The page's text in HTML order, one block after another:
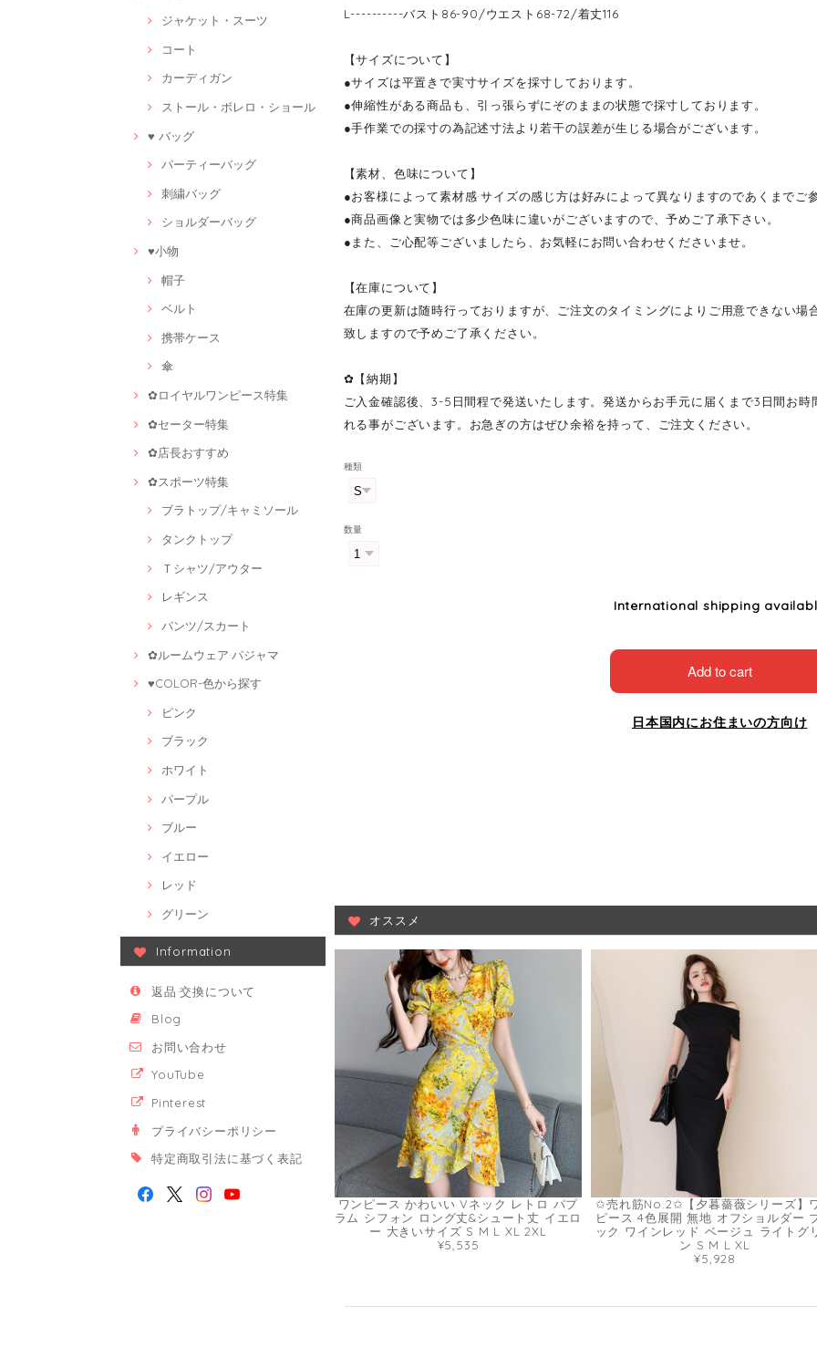
ジャケット・スーツ
コート
カーディガン
ストール・ボレロ・ショール
♥ バッグ
パーティーバッグ
刺繍バッグ
ショルダーバッグ
♥小物
帽子
ベルト
携帯ケース
傘
✿ロイヤルワンピース特集
✿セーター特集
✿店長おすすめ
✿スポーツ特集
ブラトップ/キャミソール
タンクトップ
Ｔシャツ/アウター
レギンス
パンツ/スカート
✿ルームウェア·パジャマ
♥COLOR-色から探す
ピンク
ブラック
ホワイト
パープル
ブルー
イエロー
レッド
グリーン
Information
返品·交換について
Blog
お問い合わせ
YouTube
Pinterest
プライバシーポリシー
特定商取引法に基づく表記
L----------バスト86-90/ウエスト68-72/着丈116
【サイズについて】
●サイズは平置きで実寸サイズを採寸しております。
●伸縮性がある商品も、引っ張らずにぞのままの状態で採寸しております。
●手作業での採寸の為記述寸法より若干の誤差が生じる場合がございます。
【素材、色味について】
●お客様によって素材感·サイズの感じ方は好みによって異なりますのであくまでご
●商品画像と実物では多少色味に違いがございますので、予めご了承下さい。
●また、ご心配等ございましたら、お気軽にお問い合わせくださいませ。
【在庫について】
在庫の更新は随時行っておりますが、ご注文のタイミングによりご用意できない場
致しますので予めご了承ください。
✿【納期】
ご入金確認後、3-5日間程で発送いたします。発送からお手元に届くまで3日間お
れる事がございます。お急ぎの方はぜひ余裕を持って、ご注文ください。
種類
数量
International shipping
Add to cart
日本国内にお住まいの方向け
オススメ
ワンピース かわいい Vネック レトロ パプ
ラム シフォン ロング丈&シュート丈 イエロ
ー 大きいサイズ S M L XL 2XL
¥5,535
✩売れ筋No.2✩【夕暮薔薇シリーズ】
ピース 4色展開 無地 オフショルダー
ック ワインレッド ベージュ ライトグ
ン S M L XL
¥5,928